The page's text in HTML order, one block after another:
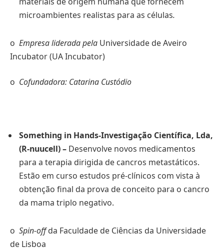
microambientes realistas para as células.
o Empresa liderada pela Universidade de Aveiro
Incubator (UA Incubator)
o Cofundadora: Catarina Custódio
Something in Hands-Investigação Científica, Lda,
(R-nuucell)– Desenvolve novos medicamentos
para a terapia dirigida de cancros metastáticos.
Estão em curso estudos pré-clínicos com vista à
obtenção final da prova de conceito para o cancro
da mama triplo negativo.
o Spin-offda Faculdade de Ciências da Universidade
de Lisboa